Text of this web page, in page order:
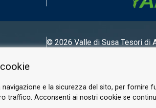
© 2026 Valle di SusaTesori di
e la sicurezza del sito, per fornire
traffico. Acconsenti ai nostri cookie se